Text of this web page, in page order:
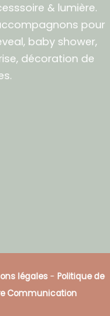
& lumière.
pour
baby shower,
décoration de
légales- Politique de
Communication